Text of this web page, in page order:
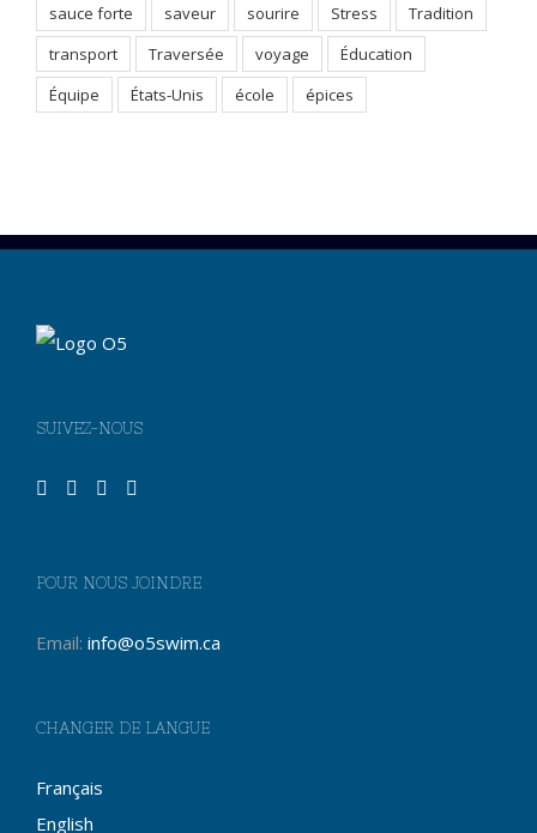
sauce forte
saveur sourire Stress
Tradition
transport
Traversée voyage
Éducation
Équipe
États-Unis école épices
SUIVEZ-NOUS
POUR NOUS JOINDRE
Email: info@o5swim.ca
CHANGER DE LANGUE
Français
English